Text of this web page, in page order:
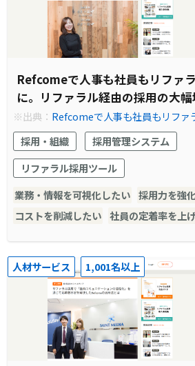
Refcomeで人事も社員もリファ
に。リファラル経由の採用の大
率低下・採用コスト削減も実現
※出典： Refcomeで人事も社員もリファ
に。リファラル経由の採用の大幅増加と
コスト削減も実現 | Refcome (リフカム) -
る化し、共にカイゼンする伴走型サービス
採用・組織
採用管理システム
リファラル採用ツール
業務・情報を可視化したい 採用力を強
コストを削減したい 社員の定着率を上
人材サービス 1,001名以上